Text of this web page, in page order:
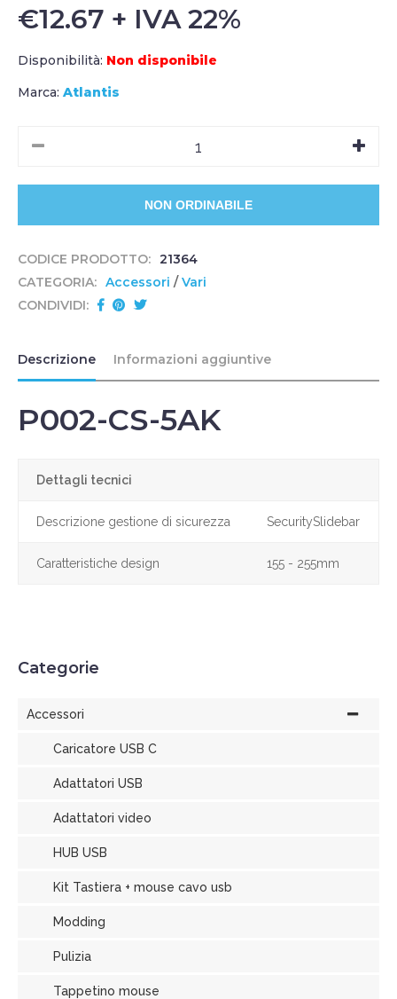
€12.67 + IVA 22%
Disponibilità: Non disponibile
Marca: Atlantis
CODICE PRODOTTO: 21364
CATEGORIA: Accessori /Vari
CONDIVIDI:
Descrizione Informazioni aggiuntive
P002-CS-5AK
Dettagli tecnici
Descrizione gestione di sicurezza SecuritySlidebar
Caratteristiche design 155 - 255mm
Categorie
Accessori
Caricatore USB C
Adattatori USB
Adattatori video
HUB USB
Kit Tastiera + mouse cavo usb
Modding
Pulizia
Tappetino mouse